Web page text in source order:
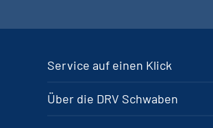
Service auf einen Klick
Über die DRV Schwaben